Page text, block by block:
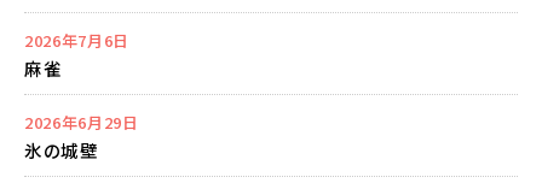
2026年7月6日
麻雀
2026年6月29日
氷の城壁